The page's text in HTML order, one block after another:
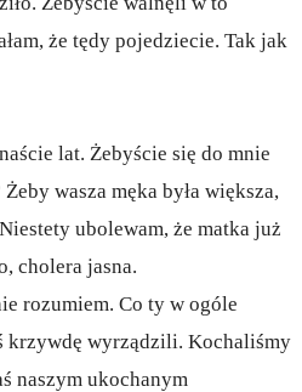
że tędy pojedziecie. Tak jak
lat. Żebyście się do mnie
wasza męka była większa,
ubolewam, że matka już
cholera jasna.
rozumiem. Co ty w ogóle
krzywdę wyrządzili. Kochaliśmy
naszym ukochanym